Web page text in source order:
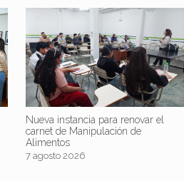
Nueva instancia para renovar el
carnet de Manipulación de
Alimentos
7 agosto 2026